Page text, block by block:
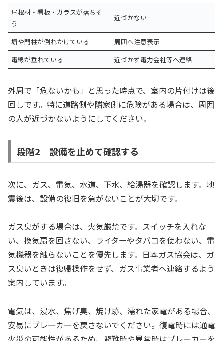
屋根材・看板・ガラスが落ちそ
う
近づかない
塀や門柱が倒れかけている
周囲へ注意表示
電線が垂れている
近づかず電力会社等へ連絡
外周で「危ないかも」と思った時点で、室内の片付けは後
回しです。特に道路側や隣家側に危険がある場合は、周囲
の人が近づかないようにしてください。
段階2｜設備を止めて確認する
次に、ガス、電気、水道、下水、給湯器を確認します。地
震後は、設備の復旧を急がないことが大切です。
ガス臭がする場合は、火気厳禁です。スイッチを入れな
い、換気扇を回さない、ライターやタバコを使わない、電
気機器を触らないことを優先します。日本ガス協会は、ガ
ス臭いときは復帰操作をせず、ガス事業者へ連絡するよう
案内しています。
電気は、浸水、焦げ臭、焼け跡、濡れた家電がある場合、
安易にブレーカーを戻さないでください。復電時には通電